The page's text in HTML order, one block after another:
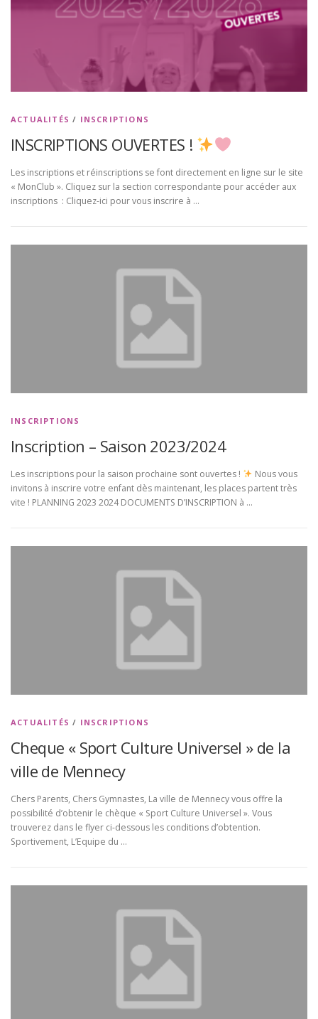
ACTUALITÉS / INSCRIPTIONS
INSCRIPTIONS OUVERTES !
Les inscriptions et réinscriptions se font directement en ligne sur le site
« MonClub ». Cliquez sur la section correspondante pour accéder aux
inscriptions : Cliquez-ici pour vous inscrire à …
INSCRIPTIONS
Inscription – Saison 2023/2024
Les inscriptions pour la saison prochaine sont ouvertes !
Nous vous
invitons à inscrire votre enfant dès maintenant, les places partent très
vite ! PLANNING 2023 2024 DOCUMENTS D’INSCRIPTION à …
ACTUALITÉS / INSCRIPTIONS
Cheque « Sport Culture Universel » de la
ville de Mennecy
Chers Parents, Chers Gymnastes, La ville de Mennecy vous offre la
possibilité d’obtenir le chèque « Sport Culture Universel ». Vous
trouverez dans le flyer ci-dessous les conditions d’obtention.
Sportivement, L’Equipe du …